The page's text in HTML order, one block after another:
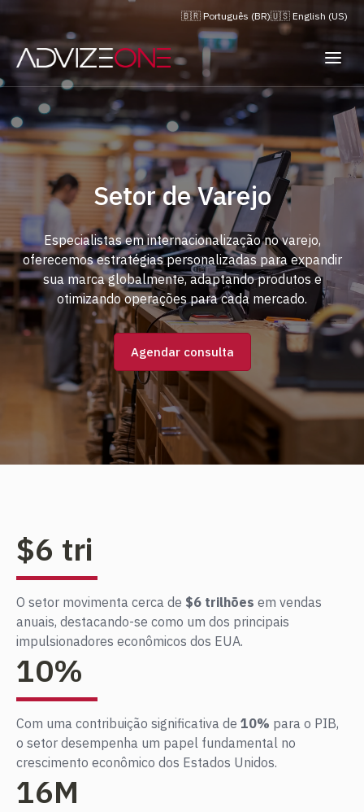
🇧🇷 Português (BR)🇺🇸 English (US)
Setor de Varejo
Especialistas em internacionalização no varejo,
oferecemos estratégias personalizadas para expandir
sua marca globalmente, adaptando produtos e
otimizando operações para cada mercado.
Agendar consulta
$6 tri
O setor movimenta cerca de $6 trilhões em vendas
anuais, destacando-se como um dos principais
impulsionadores econômicos dos EUA.
10%
Com uma contribuição significativa de 10% para o PIB,
o setor desempenha um papel fundamental no
crescimento econômico dos Estados Unidos.
16M